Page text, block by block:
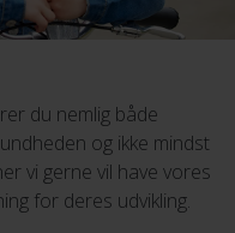
du nemlig både
og ikke mindst
vi gerne vil have vores
for deres udvikling.